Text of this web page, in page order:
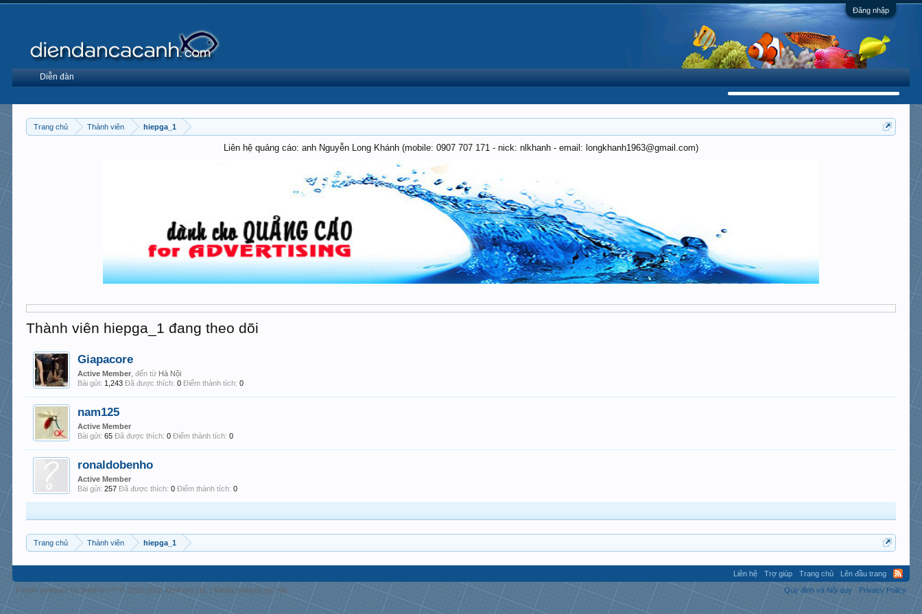
Đăng nhập
Trang chủ Thành viên hiepga_1
Liên hệ quảng cáo: anh Nguyễn Long Khánh (mobile: 0907 707 171 - nick: nlkhanh - email: longkhanh1963@gmail.com)
Thành viên hiepga_1 đang theo dõi
Giapacore
Active Member ,đến từ Hà Nội
Bài gửi: 1,243 Đã được thích: 0 Điểm thành tích: 0
nam125
Active Member
Bài gửi: 65 Đã được thích: 0 Điểm thành tích: 0
ronaldobenho
Active Member
Bài gửi: 257 Đã được thích: 0 Điểm thành tích: 0
Trang chủ Thành viên hiepga_1
Diễn đàn
Liên hệ Trợ giúp Trang chủ
Lên đầu trang
Quy định và Nội quy
Privacy Policy
Forum software by XenForo™ © 2010-2018 XenForo Ltd. | Media embeds by s9e